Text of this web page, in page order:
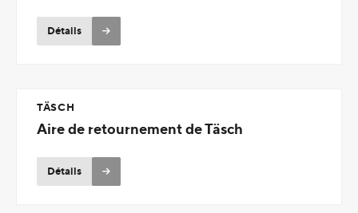
Détails
TÄSCH
Aire de retournement de Täsch
Détails